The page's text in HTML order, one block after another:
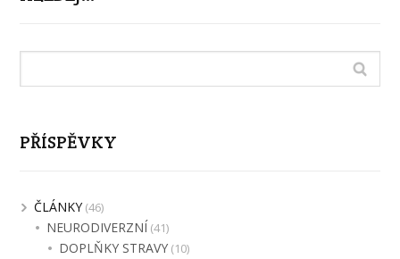
PŘÍSPĚVKY
ČLÁNKY(46)
NEURODIVERZNÍ (41)
DOPLŇKY STRAVY (10)